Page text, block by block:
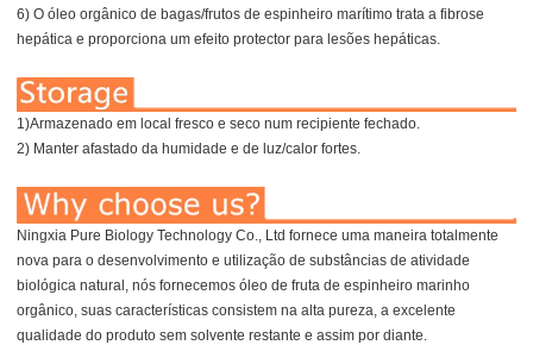
6) O óleo orgânico de bagas/frutos de espinheiro marítimo trata a fibrose
hepática e proporciona um efeito protector para lesões hepáticas.
1)Armazenado em local fresco e seco num recipiente fechado.
2) Manter afastado da humidade e de luz/calor fortes.
Ningxia Pure Biology Technology Co., Ltd fornece uma maneira totalmente
nova para o desenvolvimento e utilização de substâncias de atividade
biológica natural, nós fornecemos óleo de fruta de espinheiro marinho
orgânico, suas características consistem na alta pureza, a excelente
qualidade do produto sem solvente restante e assim por diante.